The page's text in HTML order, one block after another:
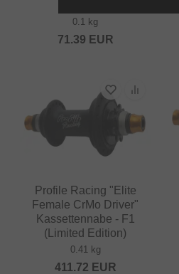
0.1 kg
71.39 EUR
Profile Racing "Elite
Female CrMo Driver"
Kassettennabe - F1
(Limited Edition)
0.41 kg
411.72 EUR